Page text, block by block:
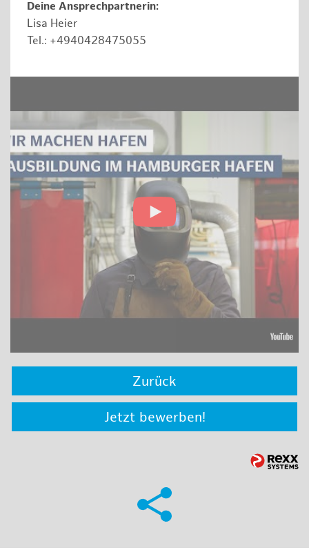
Deine Ansprechpartnerin:
Lisa Heier
Tel.: +4940428475055
Zurück
Jetzt bewerben!